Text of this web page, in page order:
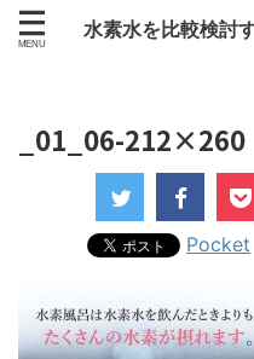
水素水を比較検討
_01_06-212×260
Pocket